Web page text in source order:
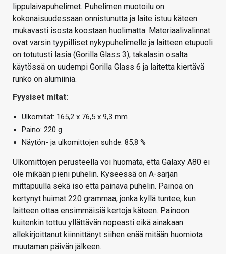
lippulaivapuhelimet. Puhelimen muotoilu on
kokonaisuudessaan onnistunutta ja laite istuu käteen
mukavasti isosta koostaan huolimatta. Materiaalivalinnat
ovat varsin tyypilliset nykypuhelimelle ja laitteen etupuoli
on totutusti lasia (Gorilla Glass 3), takalasin osalta
käytössä on uudempi Gorilla Glass 6 ja laitetta kiertävä
runko on alumiinia.
Fyysiset mitat:
Ulkomitat: 165,2 x 76,5 x 9,3 mm
Paino: 220 g
Näytön- ja ulkomittojen suhde: 85,8 %
Ulkomittojen perusteella voi huomata, että Galaxy A80 ei
ole mikään pieni puhelin. Kyseessä on A-sarjan
mittapuulla sekä iso että painava puhelin. Painoa on
kertynyt huimat 220 grammaa, jonka kyllä tuntee, kun
laitteen ottaa ensimmäisiä kertoja käteen. Painoon
kuitenkin tottuu yllättävän nopeasti eikä ainakaan
allekirjoittanut kiinnittänyt siihen enää mitään huomiota
muutaman päivän jälkeen.